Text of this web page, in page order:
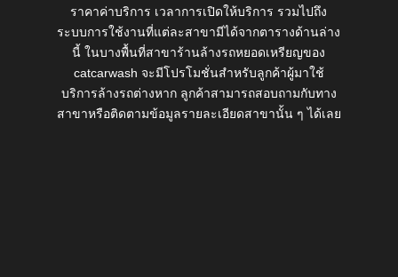
ราคาค่าบริการ เวลาการเปิดให้บริการ รวมไปถึง
ระบบการใช้งานที่แต่ละสาขามีได้จากตารางด้านล่าง
นี้ ในบางพื้นที่สาขาร้านล้างรถหยอดเหรียญของ
catcarwash จะมีโปรโมชั่นสำหรับลูกค้าผู้มาใช้
บริการล้างรถต่างหาก ลูกค้าสามารถสอบถามกับทาง
สาขาหรือติดตามข้อมูลรายละเอียดสาขานั้น ๆ ได้เลย